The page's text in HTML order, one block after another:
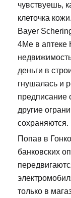
чувствуешь,
клеточка
Bayer
4Me в аптеке
деньги в
гнушалась и
предписание
другие
сохраняются.
Попав в
банковских
только в